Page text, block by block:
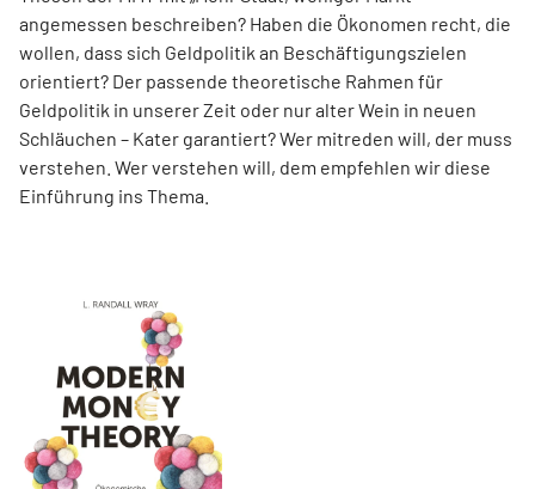
angemessen beschreiben? Haben die Ökonomen recht, die
wollen, dass sich Geldpolitik an Beschäftigungszielen
orientiert? Der passende theoretische Rahmen für
Geldpolitik in unserer Zeit oder nur alter Wein in neuen
Schläuchen – Kater garantiert? Wer mitreden will, der muss
verstehen. Wer verstehen will, dem empfehlen wir diese
Einführung ins Thema.